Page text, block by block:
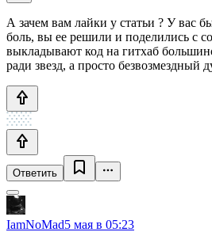
А зачем вам лайки у статьи ? У вас
боль, вы ее решили и поделились с
выкладывают код на гитхаб
ради звезд, а просто безвозмездный
Ответить
IamNoMad5 мая в 05:23